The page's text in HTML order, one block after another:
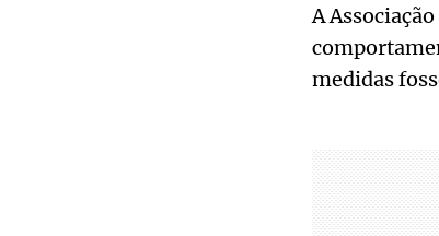
A
medidas